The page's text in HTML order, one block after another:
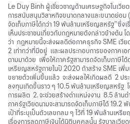
Le Duy Binh ผู้เชี่ยวชาญด้านเศรษฐกิจในเวีย
การสนับสนุนวิสาหกิจขนาดกลางและขนาดย่อม
จัดเก็บภาษีได้กว่า 19 พันล้านเหรียญสหรัฐ” ซึ่ง
เห็นประชาชนเกี่ยวกับกฎหมายดังกล่าวข้างต้น
ว่า กฎหมายนี้จะส่งผลดีต่อภาคธุรกิจ SME เวี
2 เท่ากว่าที่มีอยู่ และผลประกอบการของภาคเ
ตามมาด้วย เพื่อให้ภาครัฐสามารถจัดเก็บภาษีไ
เหรียญสหรัฐภายในปี 2020 ถ้าสร้าง SME เพิ่ม
ขยายตัวเพิ่มขึ้นแล้ว จะส่งผลให้เกิดผลดี 2 ประ
ลงทุนเกิดขึ้นราว ๆ 10.5 พันล้านเหรียญสหรัฐ โ
การผลิต 2. จะช่วยสร้างตำแหน่งงาน 8.5 ล้า
ภาครัฐเวียดนามจะสามารถจัดเก็บภาษีได้
เป้าที่ระบุเป็นตัวเลขกลม ๆ ไว้ที่ 19 พันล้านเหรี
เรื่องการลดภาษีเงินได้นิติบุคคลนั้น รัฐบาลเวีย